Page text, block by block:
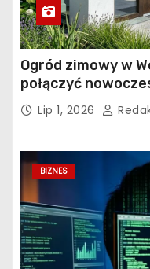
Ogród zimowy w
połączyć
istniejącego
Lip 1, 2026
BIZNES